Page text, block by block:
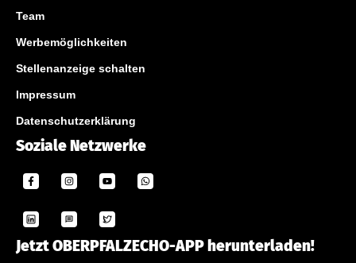
Team
Werbemöglichkeiten
Stellenanzeige schalten
Impressum
Datenschutzerklärung
Soziale Netzwerke
Jetzt OBERPFALZECHO-APP herunterladen!